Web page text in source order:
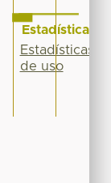
Estadísticas
Estadísticas
de uso